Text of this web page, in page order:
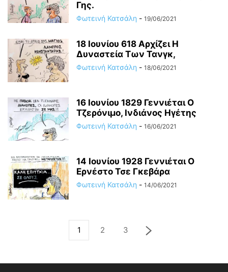
Γης.
Φωτεινή Κατσάλη - 19/06/2021
18 Ιουνίου 618 Αρχίζει H
Δυναστεία Tων Τανγκ,
Φωτεινή Κατσάλη - 18/06/2021
16 Ιουνίου 1829 Γεννιέται Ο
Τζερόνιμο, Ινδιάνος Ηγέτης
Φωτεινή Κατσάλη - 16/06/2021
14 Ιουνίου 1928 Γεννιέται O
Ερνέστο Τσε Γκεβάρα
Φωτεινή Κατσάλη - 14/06/2021
1 2 3